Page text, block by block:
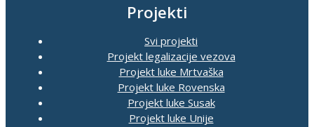
Projekti
Svi projekti
Projekt legalizacije vezova
Projekt luke Mrtvaška
Projekt luke Rovenska
Projekt luke Susak
Projekt luke Unije